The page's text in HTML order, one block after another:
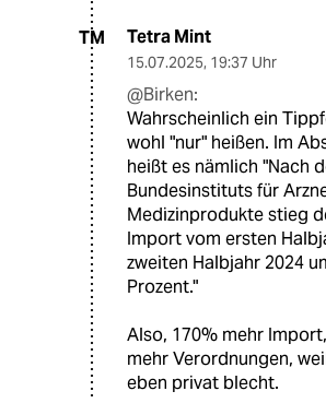
TM Tetra Mint
15.07.2025, 19:37 Uhr
@Birken:
Wahrscheinlich ein
wohl "nur" heißen. Im
heißt es nämlich "Nach
Bundesinstituts für
Medizinprodukte stieg
Import vom ersten
zweiten Halbjahr 2024
Prozent."
Also, 170% mehr
mehr Verordnungen,
eben privat blecht.